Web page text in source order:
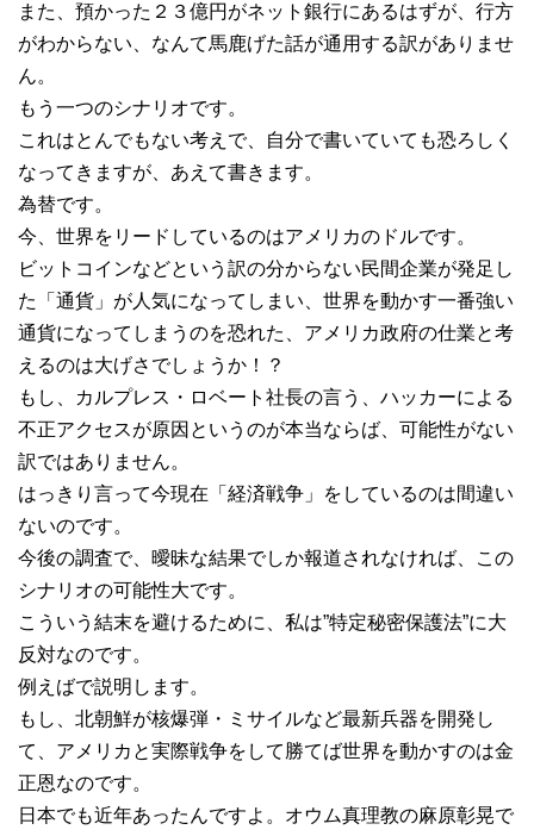
また、預かった２３億円がネット銀行にあるはずが、行方
がわからない、なんて馬鹿げた話が通用する訳がありませ
ん。
もう一つのシナリオです。
これはとんでもない考えで、自分で書いていても恐ろしく
なってきますが、あえて書きます。
為替です。
今、世界をリードしているのはアメリカのドルです。
ビットコインなどという訳の分からない民間企業が発足し
た「通貨」が人気になってしまい、世界を動かす一番強い
通貨になってしまうのを恐れた、アメリカ政府の仕業と考
えるのは大げさでしょうか！？
もし、カルプレス・ロベート社長の言う、ハッカーによる
不正アクセスが原因というのが本当ならば、可能性がない
訳ではありません。
はっきり言って今現在「経済戦争」をしているのは間違い
ないのです。
今後の調査で、曖昧な結果でしか報道されなければ、この
シナリオの可能性大です。
こういう結末を避けるために、私は”特定秘密保護法”に大
反対なのです。
例えばで説明します。
もし、北朝鮮が核爆弾・ミサイルなど最新兵器を開発し
て、アメリカと実際戦争をして勝てば世界を動かすのは金
正恩なのです。
日本でも近年あったんですよ。オウム真理教の麻原彰晃で